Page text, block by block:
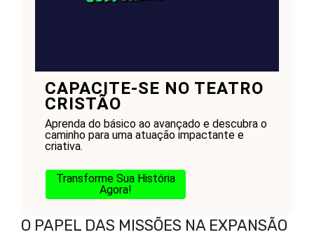
CAPACITE-SE NO TEATRO
CRISTÃO
Aprenda do básico ao avançado e descubra o
caminho para uma atuação impactante e
criativa.
Transforme Sua História
Agora!
O PAPEL DAS MISSÕES NA EXPANSÃO